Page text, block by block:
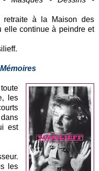
à la Maison des
elle continue à peindre et
Mémoires
les
est
les